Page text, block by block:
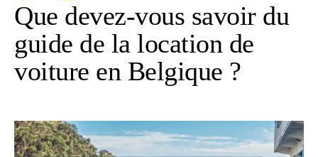
Que devez-vous savoir du
guide de la location de
voiture en Belgique ?